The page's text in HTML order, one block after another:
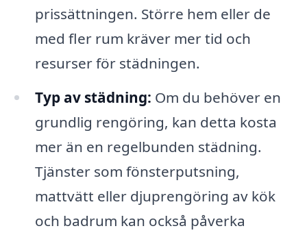
prissättningen. Större hem eller de
med fler rum kräver mer tid och
resurser för städningen.
Typ av städning: Om du behöver en
grundlig rengöring, kan detta kosta
mer än en regelbunden städning.
Tjänster som fönsterputsning,
mattvätt eller djuprengöring av kök
och badrum kan också påverka